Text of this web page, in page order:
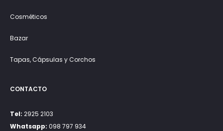
Cosméticos
Bazar
Tapas, Cápsulas y Corchos
CONTACTO
Tel: 2925 2103
Whatsapp: 098 797 934